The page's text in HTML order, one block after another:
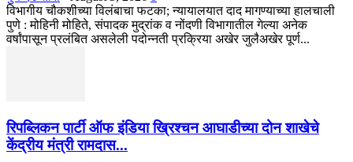
विभागीय चौकशीच्या विलंबाचा फटका; न्यायालयात दाद मागण्याच्या हालचाली
पुणे : मोहिनी मोहिते, संपादक मुद्रांक व नोंदणी विभागातील गेल्या अनेक
वर्षांपासून प्रलंबित असलेली पदोन्नती प्रक्रिया अखेर जुलैअखेर पूर्ण...
रिपब्लिकन पार्टी ऑफ इंडिया ख्रिश्चन आघाडीच्या दोन शाखेचे
केंद्रीय मंत्री रामदास...